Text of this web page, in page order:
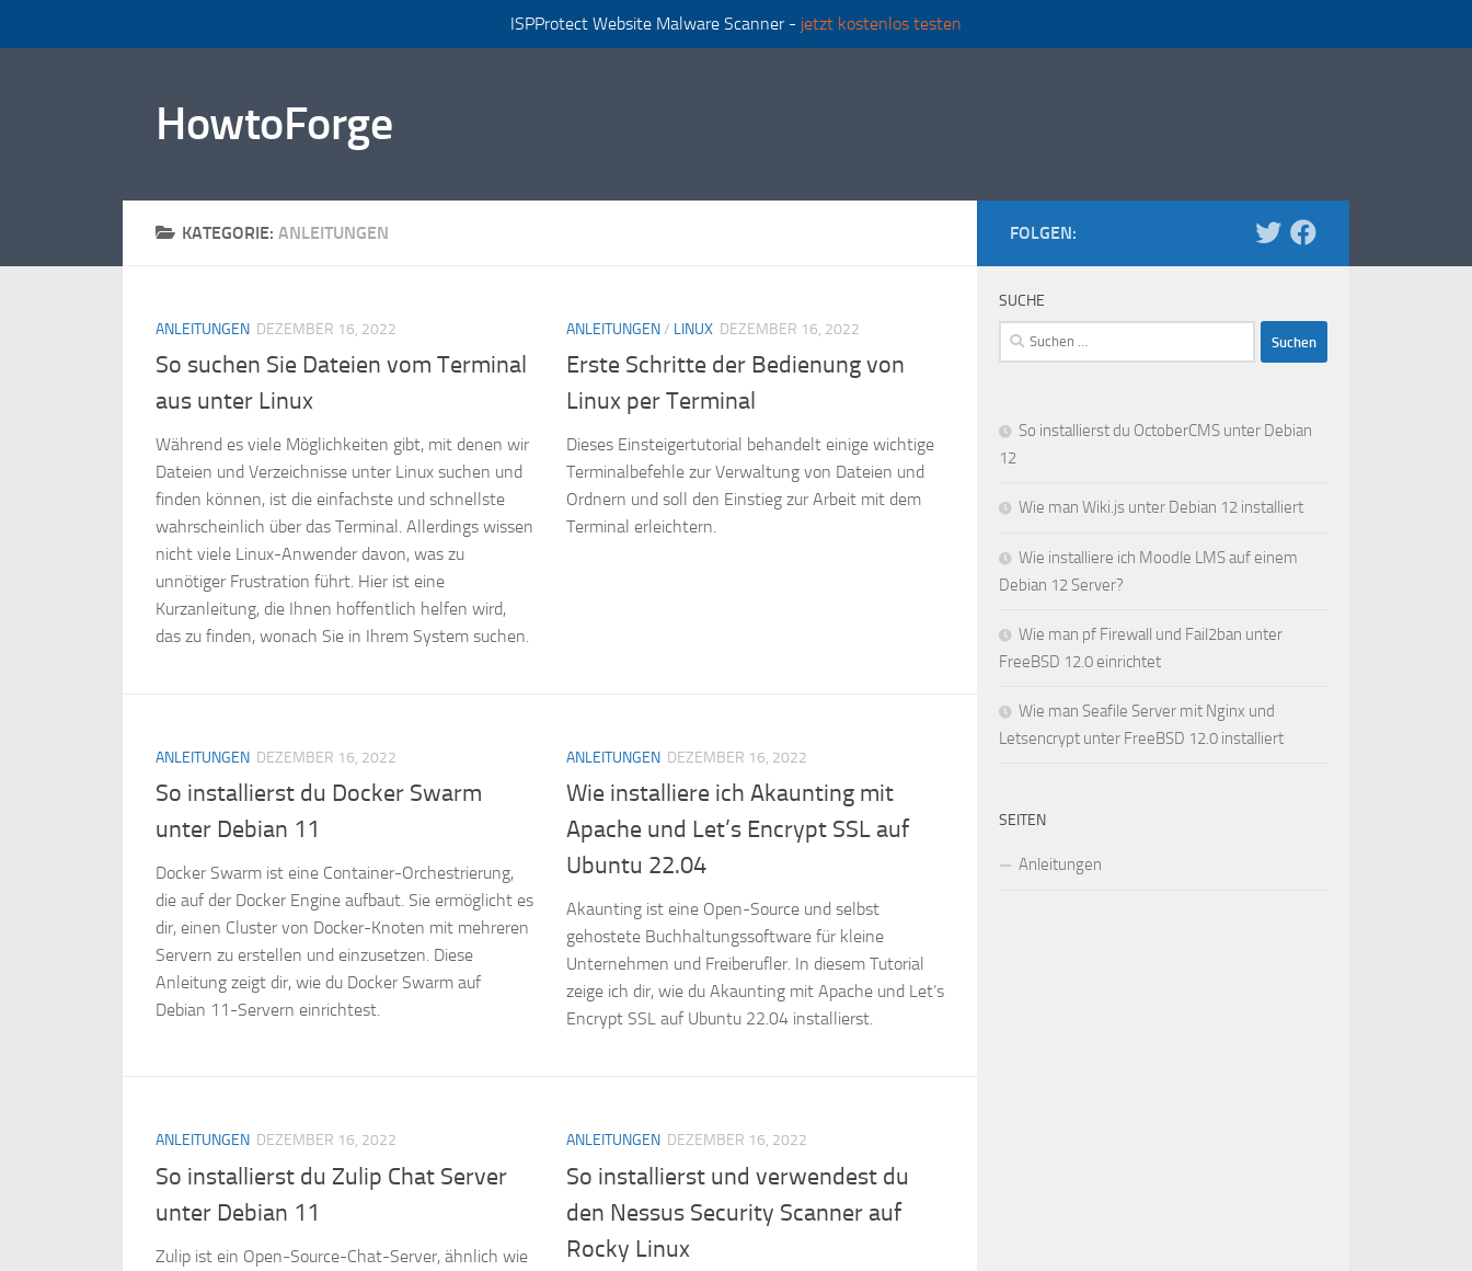
ISPProtect Website Malware Scanner - jetzt kostenlos testen
HowtoForge
KATEGORIE: ANLEITUNGEN
ANLEITUNGEN DEZEMBER 16, 2022
So suchen Sie Dateien vom Terminal
aus unter Linux
Während es viele Möglichkeiten gibt, mit denen wir
Dateien und Verzeichnisse unter Linux suchen und
finden können, ist die einfachste und schnellste
wahrscheinlich über das Terminal. Allerdings wissen
nicht viele Linux-Anwender davon, was zu
unnötiger Frustration führt. Hier ist eine
Kurzanleitung, die Ihnen hoffentlich helfen wird,
das zu finden, wonach Sie in Ihrem System suchen.
ANLEITUNGEN/ LINUX DEZEMBER 16, 2022
Erste Schritte der Bedienung von
Linux per Terminal
Dieses Einsteigertutorial behandelt einige wichtige
Terminalbefehle zur Verwaltung von Dateien und
Ordnern und soll den Einstieg zur Arbeit mit dem
Terminal erleichtern.
ANLEITUNGEN DEZEMBER 16, 2022
So installierst du Docker Swarm
unter Debian 11
Docker Swarm ist eine Container-Orchestrierung,
die auf der Docker Engine aufbaut. Sie ermöglicht es
dir, einen Cluster von Docker-Knoten mit mehreren
Servern zu erstellen und einzusetzen. Diese
Anleitung zeigt dir, wie du Docker Swarm auf
Debian 11-Servern einrichtest.
ANLEITUNGEN DEZEMBER 16, 2022
Wie installiere ich Akaunting mit
Apache und Let’s Encrypt SSL auf
Ubuntu 22.04
Akaunting ist eine Open-Source und selbst
gehostete Buchhaltungssoftware für kleine
Unternehmen und Freiberufler. In diesem Tutorial
zeige ich dir, wie du Akaunting mit Apache und Let’s
Encrypt SSL auf Ubuntu 22.04 installierst.
ANLEITUNGEN DEZEMBER 16, 2022
So installierst du Zulip Chat Server
unter Debian 11
Zulip ist ein Open-Source-Chat-Server, ähnlich wie
ANLEITUNGEN DEZEMBER 16, 2022
So installierst und verwendest du
den Nessus Security Scanner auf
Rocky Linux
FOLGEN:
SUCHE
Suchen
nach:
So installierst du OctoberCMS unter Debian
12
Wie man Wiki.js unter Debian 12 installiert
Wie installiere ich Moodle LMS auf einem
Debian 12 Server?
Wie man pf Firewall und Fail2ban unter
FreeBSD 12.0 einrichtet
Wie man Seafile Server mit Nginx und
Letsencrypt unter FreeBSD 12.0 installiert
SEITEN
Anleitungen